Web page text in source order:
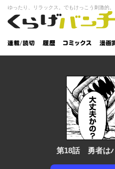
くらげバンチ
ゆったり、リラックス。でもけっこう刺激的。
連載/読
切
履
歴
コミック
漫画
賞
第18話 勇者は